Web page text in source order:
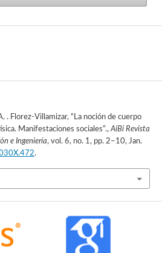
. Florez-Villamizar, “La noción de cuerpo
Manifestaciones sociales”.,AiBi Revista
e Ingeniería, vol. 6, no. 1, pp. 2–10, Jan.
.